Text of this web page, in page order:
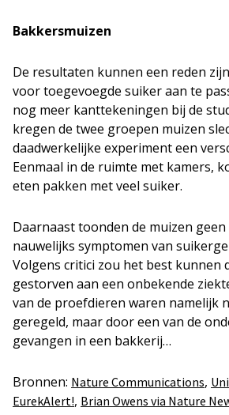
Bakkersmuizen
De resultaten kunnen een reden
voor toegevoegde suiker aan te
nog meer kanttekeningen bij de
kregen de twee groepen muizen
daadwerkelijke experiment een
Eenmaal in de ruimte met kamers,
eten pakken met veel suiker.
Daarnaast toonden de muizen
nauwelijks symptomen van
Volgens critici zou het best kunnen
gestorven aan een onbekende
van de proefdieren waren namelijk
geregeld, maar door een van de
gevangen in een bakkerij…
Bronnen: Nature Communications,
EurekAlert!, Brian Owens via Nature